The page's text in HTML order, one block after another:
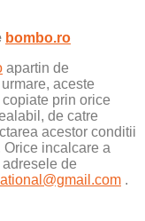
bombo.ro
apartin de
aceste
prin orice
de catre
acestor conditii
incalcare a
de
.